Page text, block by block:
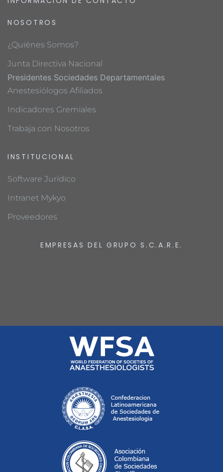
NOSOTROS
¿Quiénes Somos?
Junta Directiva Nacional
Presidentes Sociedades Departamentales
Anestesiólogos Afiliados
Indicadores Gremiales
Trabaja con Nosotros
INSTITUCIONAL
Software Jurídico
Intranet Mykyo
Proveedores
EMPRESAS DEL GRUPO S.C.A.R.E.